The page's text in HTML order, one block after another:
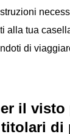
alla tua
di
il visto
di